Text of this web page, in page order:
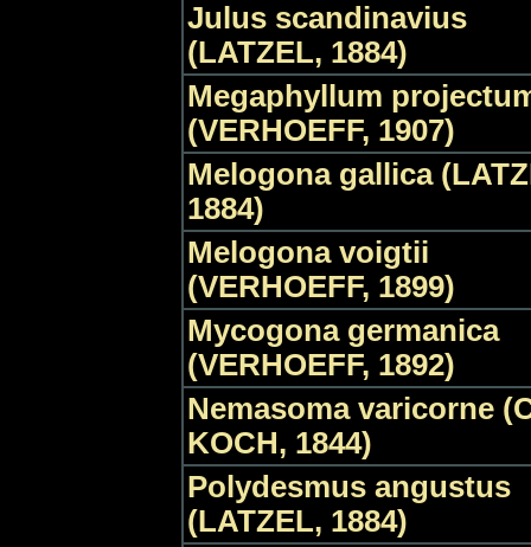
Julus scandinavius
(LATZEL, 1884)
Megaphyllum
(VERHOEFF, 1907)
Melogona gallica
1884)
Melogona voigtii
(VERHOEFF, 1899)
Mycogona germanica
(VERHOEFF, 1892)
Nemasoma varicorne
KOCH, 1844)
Polydesmus angustus
(LATZEL, 1884)